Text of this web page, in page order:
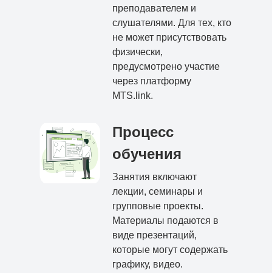
преподавателем и
слушателями. Для тех, кто
не может присутствовать
физически,
предусмотрено участие
через платформу
MTS.link.
Процесс
обучения
Занятия включают
лекции, семинары и
групповые проекты.
Материалы подаются в
виде презентаций,
которые могут содержать
графику, видео.